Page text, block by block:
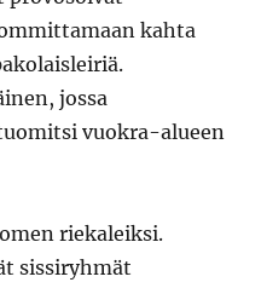
kahta
jossa
vuokra-alueen
riekaleiksi.
sissiryhmät